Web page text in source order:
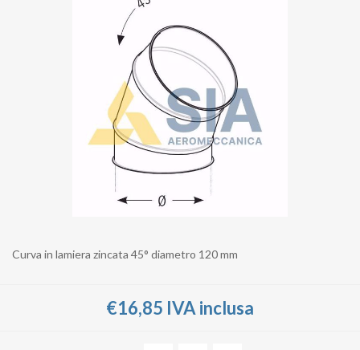
Curva in lamiera zincata 45° diametro 120 mm
€16,85 IVA inclusa